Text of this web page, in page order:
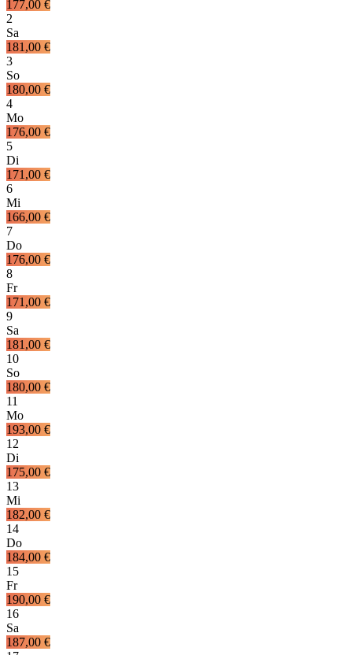
177,00 €
2
Sa
181,00 €
3
So
180,00 €
4
Mo
176,00 €
5
Di
171,00 €
6
Mi
166,00 €
7
Do
176,00 €
8
Fr
171,00 €
9
Sa
181,00 €
10
So
180,00 €
11
Mo
193,00 €
12
Di
175,00 €
13
Mi
182,00 €
14
Do
184,00 €
15
Fr
190,00 €
16
Sa
187,00 €